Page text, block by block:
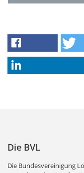
Die BVL
Die Bundesvereinigung